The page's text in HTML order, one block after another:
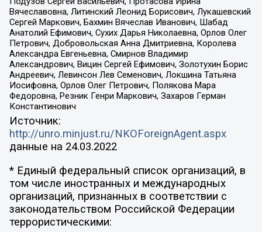
Вячеславовна, Литинский Леонид Борисович, Лукашевский
Сергей Маркович, Бахмин Вячеслав Иванович, Шабад
Анатолий Ефимович, Сухих Дарья Николаевна, Орлов Олег
Петрович, Добровольская Анна Дмитриевна, Королева
Александра Евгеньевна, Смирнов Владимир
Александрович, Вицин Сергей Ефимович, Золотухин Борис
Андреевич, Левинсон Лев Семенович, Локшина Татьяна
Иосифовна, Орлов Олег Петрович, Полякова Мара
Федоровна, Резник Генри Маркович, Захаров Герман
Константинович
Источник:
http://unro.minjust.ru/NKOForeignAgent.aspx
данные на 24.03.2022
* Единый федеральный список организаций, в
том числе иностранных и международных
организаций, признанных в соответствии с
законодательством Российской Федерации
террористическими: